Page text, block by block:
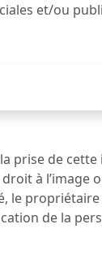
et/ou
prise de
à l’image
le
de la